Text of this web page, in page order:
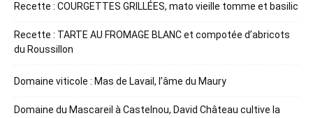
Recette : COURGETTES GRILLÉES, mato vieille tomme et basilic
Recette : TARTE AU FROMAGE BLANC et compotée d’abricots
du Roussillon
Domaine viticole : Mas de Lavail, l’âme du Maury
Domaine du Mascareil à Castelnou, David Château cultive la